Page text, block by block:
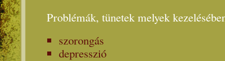
Problémák, tünetek melyek
szorongás
depresszió